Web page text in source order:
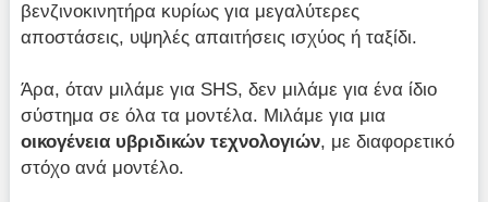
βενζινοκινητήρα κυρίως για μεγαλύτερες
αποστάσεις, υψηλές απαιτήσεις ισχύος ή ταξίδι.
Άρα, όταν μιλάμε για SHS, δεν μιλάμε για ένα ίδιο
σύστημα σε όλα τα μοντέλα. Μιλάμε για μια
οικογένεια υβριδικών τεχνολογιών, με διαφορετικό
στόχο ανά μοντέλο.